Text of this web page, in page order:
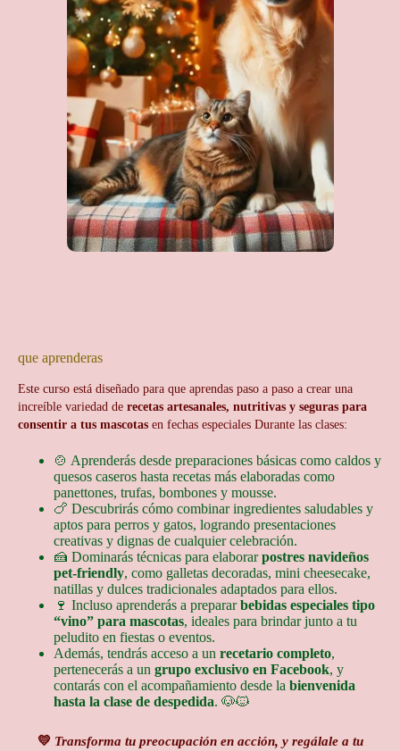
que aprenderas
Este curso está diseñado para que aprendas paso a paso a crear una
increíble variedad de recetas artesanales, nutritivas y seguras para
consentir a tus mascotas en fechas especiales Durante las clases:
🍲 Aprenderás desde preparaciones básicas como caldos y
quesos caseros hasta recetas más elaboradas como
panettones, trufas, bombones y mousse.
🍗 Descubrirás cómo combinar ingredientes saludables y
aptos para perros y gatos, logrando presentaciones
creativas y dignas de cualquier celebración.
🍰 Dominarás técnicas para elaborarpostres navideños
pet-friendly, como galletas decoradas, mini cheesecake,
natillas y dulces tradicionales adaptados para ellos.
🍷 Incluso aprenderás a prepararbebidas especiales tipo
“vino” para mascotas, ideales para brindar junto a tu
peludito en fiestas o eventos.
Además, tendrás acceso a un recetario completo,
pertenecerás a un grupo exclusivo en Facebook, y
contarás con el acompañamiento desde la bienvenida
hasta la clase de despedida. 🐶🐱
💛 Transforma tu preocupación en acción, y regálale a tu